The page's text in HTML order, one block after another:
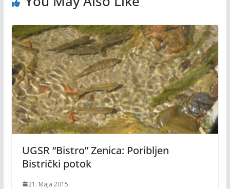
UGSR “Bistro” Zenica: Poribljen
Bistrički potok
21. Maja 2015.